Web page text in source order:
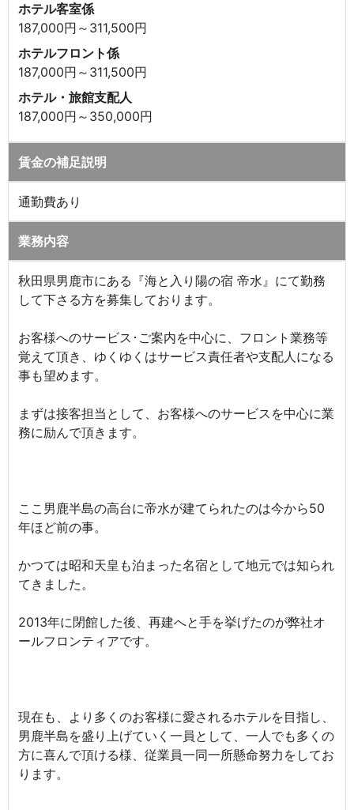
ホテル客室係
187,000円～311,500円
ホテルフロント係
187,000円～311,500円
ホテル・旅館支配人
187,000円～350,000円
賃金の補足説明
通勤費あり
業務内容
秋田県男鹿市にある『海と入り陽の宿 帝水』にて勤務
して下さる方を募集しております。
お客様へのサービス･ご案内を中心に、フロント業務等
覚えて頂き、ゆくゆくはサービス責任者や支配人になる
事も望めます。
まずは接客担当として、お客様へのサービスを中心に業
務に励んで頂きます。
ここ男鹿半島の高台に帝水が建てられたのは今から50
年ほど前の事。
かつては昭和天皇も泊まった名宿として地元では知られ
てきました。
2013年に閉館した後、再建へと手を挙げたのが弊社オ
ールフロンティアです。
現在も、より多くのお客様に愛されるホテルを目指し、
男鹿半島を盛り上げていく一員として、一人でも多くの
方に喜んで頂ける様、従業員一同一所懸命努力をしてお
ります。